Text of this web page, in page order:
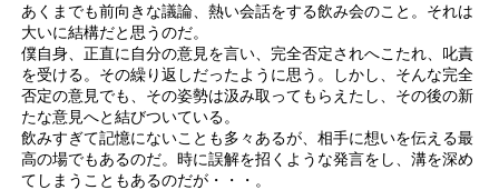
あくまでも前向きな議論、熱い会話をする飲み会のこと。それは
大いに結構だと思うのだ。
僕自身、正直に自分の意見を言い、完全否定されへこたれ、叱責
を受ける。その繰り返しだったように思う。しかし、そんな完全
否定の意見でも、その姿勢は汲み取ってもらえたし、その後の新
たな意見へと結びついている。
飲みすぎて記憶にないことも多々あるが、相手に想いを伝える最
高の場でもあるのだ。時に誤解を招くような発言をし、溝を深め
てしまうこともあるのだが・・・。